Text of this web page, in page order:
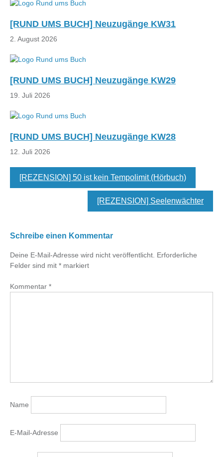
[RUND UMS BUCH] Neuzugänge KW31
2. August 2026
[RUND UMS BUCH] Neuzugänge KW29
19. Juli 2026
[RUND UMS BUCH] Neuzugänge KW28
12. Juli 2026
[REZENSION] 50 ist kein Tempolimit (Hörbuch)
[REZENSION] Seelenwächter
Schreibe einen Kommentar
Deine E-Mail-Adresse wird nicht veröffentlicht. Erforderliche
Felder sind mit * markiert
Kommentar *
Name
E-Mail-Adresse